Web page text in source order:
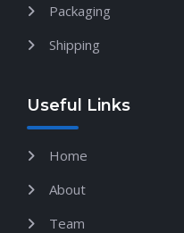
Packaging
Shipping
Useful Links
Home
About
Team